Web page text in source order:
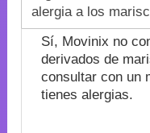
alergia a los
Sí, Movinix no
derivados de
consultar con un
tienes alergias.